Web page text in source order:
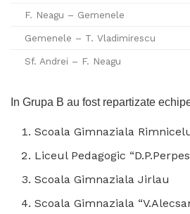
F. Neagu – Gemenele
Gemenele – T. Vladimirescu
Sf. Andrei – F. Neagu
In Grupa B au fost repartizate
Scoala Gimnaziala
Liceul Pedagogic
Scoala Gimnaziala Jirlau
Scoala Gimnaziala